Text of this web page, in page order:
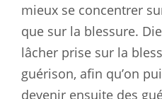
mieux se concentrer
que sur la blessure.
lâcher prise sur la
guérison, afin qu’on
devenir ensuite des